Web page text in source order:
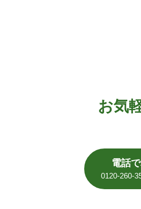
お気
電話
0120-260-